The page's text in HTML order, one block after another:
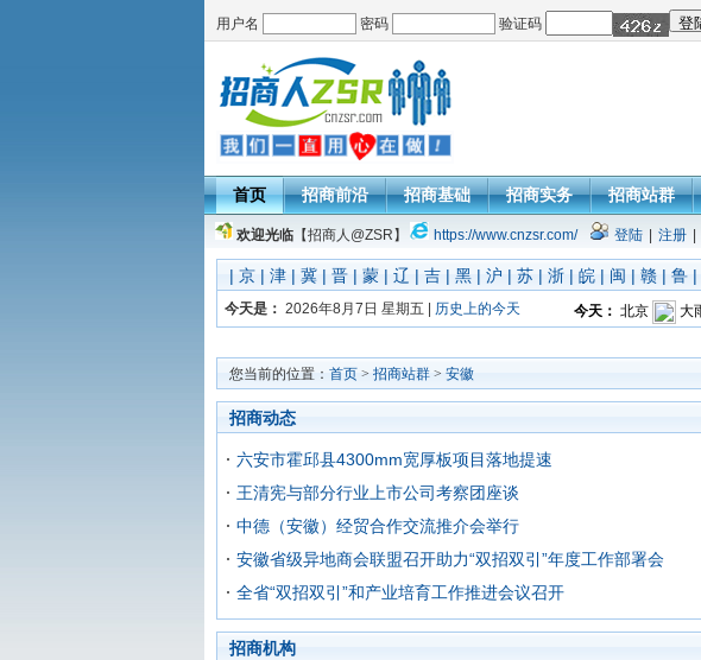
用户名 密码 验证码
首页 招商前沿 招商基础 招商实务 招商站群
欢迎光临 【招商人@ZSR】 https://www.cnzsr.com/ 登陆 注册
| 京 | 津 | 冀 | 晋 | 蒙 | 辽 | 吉 | 黑 | 沪 | 苏 | 浙 | 皖 | 闽 | 赣 | 鲁 |
今天是： 2026年8月7日 星期五 | 历史上的今天
您当前的位置： 首页 > 招商站群 > 安徽
招商动态
六安市霍邱县4300mm宽厚板项目落地提速
王清宪与部分行业上市公司考察团座谈
中德（安徽）经贸合作交流推介会举行
安徽省级异地商会联盟召开助力“双招双引”年度工作部署会
全省“双招双引”和产业培育工作推进会议召开
招商机构